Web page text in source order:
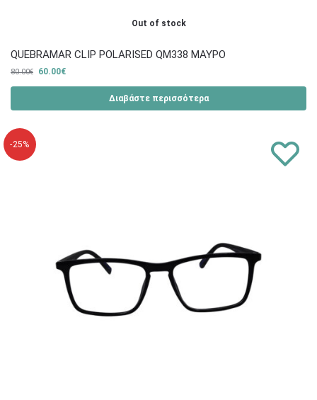
Out of stock
QUEBRAMAR CLIP POLARISED QM338 ΜΑΥΡΟ
80.00€ 60.00€
Διαβάστε περισσότερα
-25%